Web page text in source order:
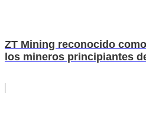
ZT Mining reconocido
los mineros principiantes